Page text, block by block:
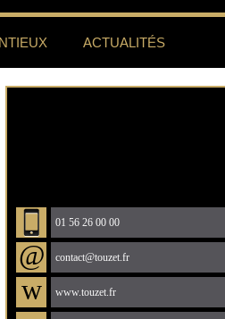
ACTUALITÉS
01 56 26 00 00
@ contact@touzet.fr
w www.touzet.fr